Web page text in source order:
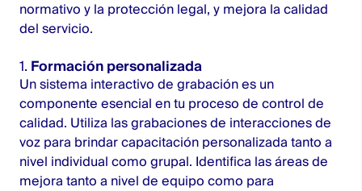
normativo y la protección legal, y mejora la calidad
del servicio.
1. Formación personalizada
Un sistema interactivo de grabación es un
componente esencial en tu proceso de control de
calidad. Utiliza las grabaciones de interacciones de
voz para brindar capacitación personalizada tanto a
nivel individual como grupal. Identifica las áreas de
mejora tanto a nivel de equipo como para